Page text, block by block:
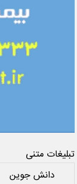
تبلیغات متنی
دانش جوین